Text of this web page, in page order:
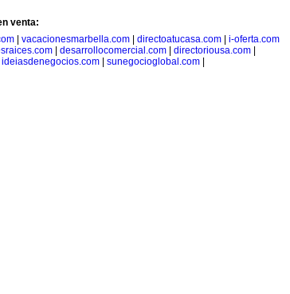
venta:
vacacionesmarbella.com directoatucasa.com
i-oferta.com
desarrollocomercial.com directoriousa.com
ideiasdenegocios.com| sunegocioglobal.com|